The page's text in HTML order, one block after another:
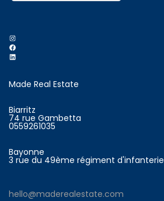
Instagram
Facebook
LinkedIn
Made Real Estate
Biarritz
74 rue Gambetta
0559261035
Bayonne
3 rue du 49ème régiment d'infanterie
hello@maderealestate.com